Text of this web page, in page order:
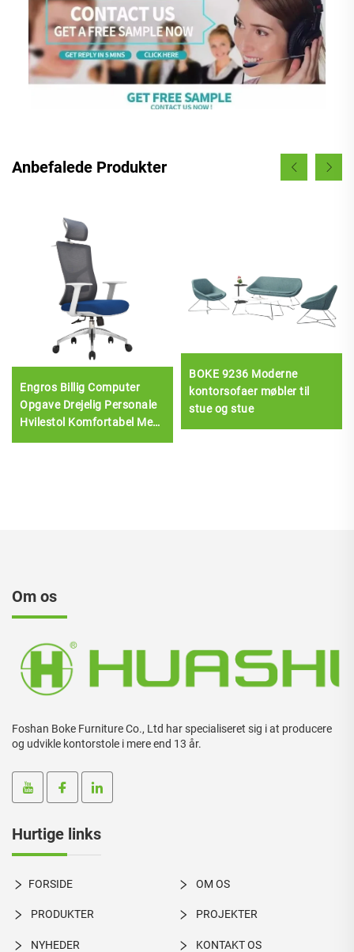
Anbefalede Produkter
Engros Billig Computer
Opgave Drejelig Personale
Hvilestol Komfortabel Mesh
BOKE 9236 Moderne
kontorsofaer møbler til
stue og stue
Om os
Foshan Boke Furniture Co., Ltd har specialiseret sig i at producere
og udvikle kontorstole i mere end 13 år.
Hurtige links
FORSIDE OM OS
PRODUKTER PROJEKTER
NYHEDER KONTAKT OS